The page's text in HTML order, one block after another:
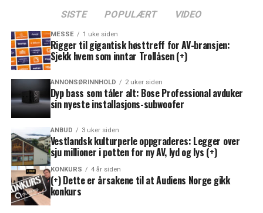
SISTE POPULÆRT VIDEO
MESSE 1 uke siden
Rigger til gigantisk høsttreff for AV-bransjen:
Sjekk hvem som inntar Trollåsen (+)
ANNONSØRINNHOLD 2 uker siden
Dyp bass som tåler alt: Bose Professional avduker
sin nyeste installasjons-subwoofer
ANBUD 3 uker siden
Vestlandsk kulturperle oppgraderes: Legger over
sju millioner i potten for ny AV, lyd og lys (+)
KONKURS 4 år siden
(+) Dette er årsakene til at Audiens Norge gikk
konkurs